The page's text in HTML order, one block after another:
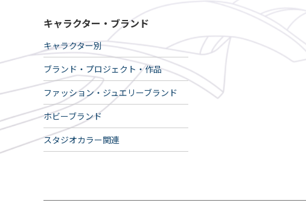
キャラクター・ブランド
キャラクター別
ブランド・プロジェクト・作品
ファッション・ジュエリーブランド
ホビーブランド
スタジオカラー関連